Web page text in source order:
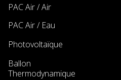
PAC Air / Air
PAC Air / Eau
Photovoltaïque
Ballon
Thermodynamique